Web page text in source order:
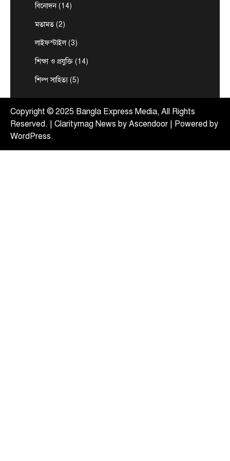
পাকিস্তান শুক্রবার জেদ্দায় একটি যৌথ…
‘ফ্যামিলি কার্ড’ কর্মসূচির উদ্বোধন আগামী ১৬
আগস্ট : সমাজকল্যাণ মন্ত্রী
August 7, 2026
বিনোদন (14)
মতামত (2)
লাইফস্টাইল(3)
শিক্ষা ও প্রযুক্তি (14)
শিল্প সাহিত্য(5)
Copyright © 2025 Bangla Express Media, All Rights
Reserved. | Claritymag News by Ascendoor | Powered by
WordPress.